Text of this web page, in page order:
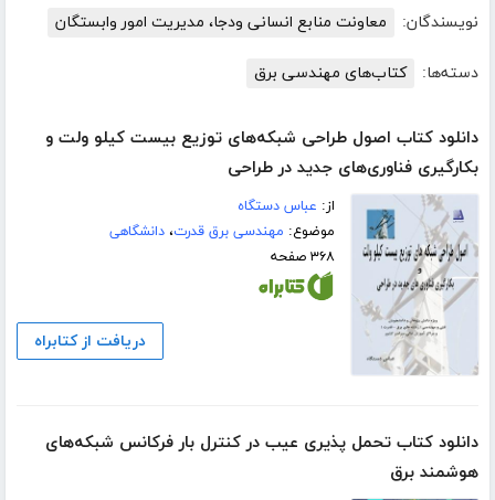
نویسندگان: معاونت منابع انسانی ودجا، مدیریت امور وابستگان
دسته‌ها: کتاب‌های مهندسی برق
دانلود کتاب اصول طراحی شبکه‌های توزیع بیست کیلو ولت و
بکارگیری فناوری‌های جدید در طراحی
از: عباس دستگاه
موضوع: مهندسی برق قدرت،دانشگاهی
۳۶۸ صفحه
دریافت از کتابراه
دانلود کتاب تحمل پذیری عیب در کنترل بار فرکانس شبکه‌های
هوشمند برق